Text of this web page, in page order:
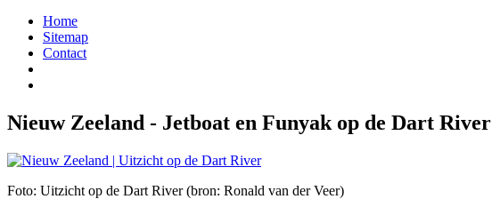
Home
Sitemap
Contact
Nieuw Zeeland - Jetboat en Funyak op de Dart River
Foto: Uitzicht op de Dart River (bron: Ronald van der Veer)